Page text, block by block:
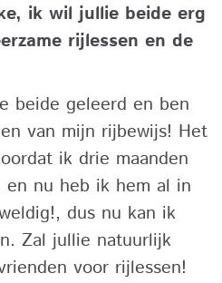
ik wil jullie beide erg
rijlessen en de
beide geleerd en ben
van mijn rijbewijs! Het
ik drie maanden
en nu heb ik hem al in
dus nu kan ik
Zal jullie natuurlijk
voor rijlessen!